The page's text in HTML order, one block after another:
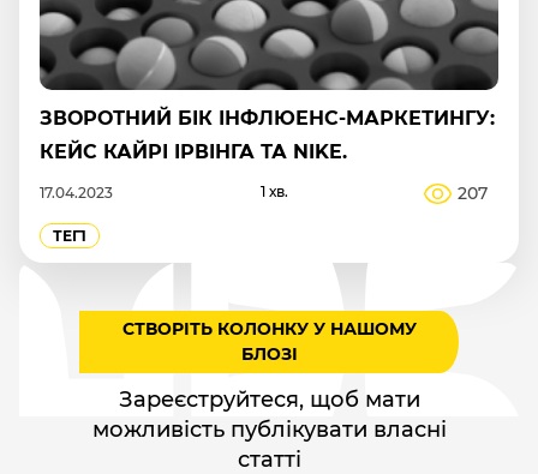
ЗВОРОТНИЙ БІК ІНФЛЮЕНС-МАРКЕТИНГУ:
КЕЙС КАЙРІ ІРВІНГА ТА NIKE.
17.04.2023 1 хв. 207
ТЕГ1
СТВОРІТЬ КОЛОНКУ У НАШОМУ
БЛОЗІ
Зареєструйтеся, щоб мати
можливість публікувати власні
статті